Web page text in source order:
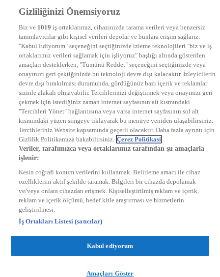
DYG Televizyonlar
STAR
EURO STAR
KRAL POP TV
DYG Radyolar
NTV RADYO
KRAL FM
KRAL POP
EKSEN
VOYAGE
DYG Dijital
ntv.com.tr
ntvspor.net
secim.ntv.com.tr
startv.com.tr
kralmuzik.com.tr
Gizliliğinizi Önemsiyoruz
Biz ve 1019 iş ortaklarımız, cihazınızda tarama verileri veya benzersiz
tanımlayıcılar gibi kişisel verileri depolar ve bunlara erişim sağlarız.
"Kabul Ediyorum" seçeneğini seçtiğinizde izleme teknolojileri "biz ve iş
ortaklarımız verileri sağlamak için işliyoruz" başlığı altında gösterilen
amaçları desteklerken, "Tümünü Reddet" seçeneğini seçtiğinizde veya
onayınızı geri çektiğinizde bu teknoloji devre dışı kalacaktır. İzleyicilerin
devre dışı bırakılması durumunda, gördüğünüz bazı içerik ve reklamlar
sizinle alakalı olmayabilir. Tercihlerinizi değiştirmek veya onayınızı geri
çekmek için istediğiniz zaman internet sayfasının alt kısmındaki
"Tercihleri Yönet" bağlantısına veya varsa internet sayfasının sol alt
kısmındaki yüzen simgeye tıklayarak bu menüye yeniden ulaşabilirsiniz.
Tercihleriniz Website kapsamında geçerli olacaktır. Daha fazla ayrıntı için
Gizlilik Politikamıza bakabilirsiniz. Çerez Politikasi
Veriler, tarafımızca veya ortaklarımız tarafından şu amaçlarla
işlenir:
Kesin coğrafi konum verilerini kullanmak. Belirleme amacı ile cihaz
özelliklerini aktif şekilde taramak. Bilgileri bir cihazda depolamak
ve/veya onlara cihazdan erişmek. Kişiselleştirilmiş reklam ve içerik,
reklam ve içerik ölçümü, hedef kitle araştırması ve hizmetlerin
geliştirilmesi.
İş Ortakları Listesi (satıcılar)
Kabul ediyorum
Amaçları Göster